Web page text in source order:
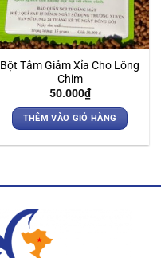
Bột Tắm Giảm Xỉa Cho Lông
Chim
50.000₫
THÊM VÀO GIỎ HÀNG